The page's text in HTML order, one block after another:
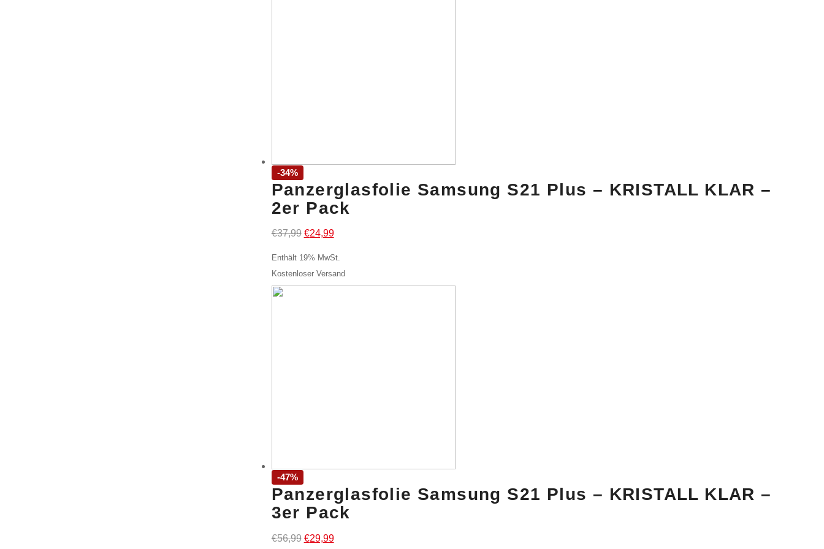
-34%
Panzerglasfolie Samsung S21 Plus – KRISTALL KLAR –
2er Pack
€37,99 Ursprünglicher
€24,99Aktueller
Enthält 19% MwSt.
Kostenloser Versand
-47%
Panzerglasfolie Samsung S21 Plus – KRISTALL KLAR –
3er Pack
€56,99 Ursprünglicher
€29,99Aktueller